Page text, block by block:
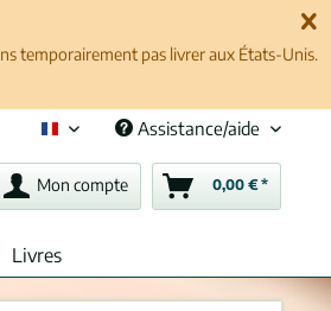
temporairement pas livrer aux États-Unis.
Français (fr)Assistance/aide
Mon compte 0,00 € *
Livres